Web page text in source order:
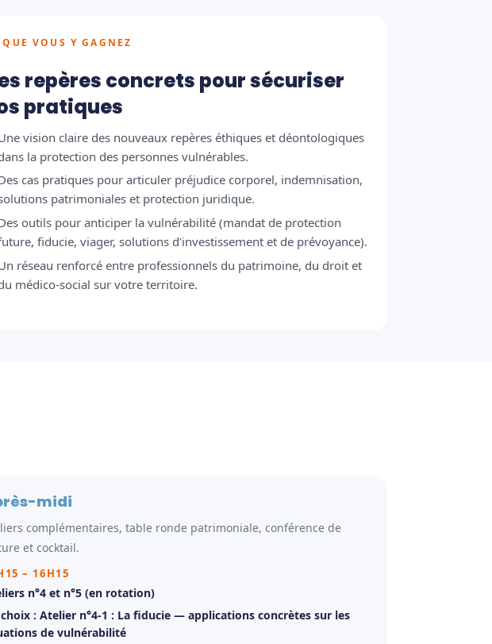
QUE VOUS Y GAGNEZ
repères concrets pour sécuriser
pratiques
vision claire des nouveaux repères éthiques et déontologiques
la protection des personnes vulnérables.
cas pratiques pour articuler préjudice corporel, indemnisation,
patrimoniales et protection juridique.
outils pour anticiper la vulnérabilité (mandat de protection
fiducie, viager, solutions d’investissement et de prévoyance).
réseau renforcé entre professionnels du patrimoine, du droit et
médico-social sur votre territoire.
midi
complémentaires, table ronde patrimoniale, conférence de
et cocktail.
– 16H15
n°4 et n°5 (en rotation)
: Atelier n°4-1 : La fiducie — applications concrètes sur les
de vulnérabilité